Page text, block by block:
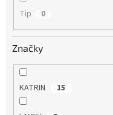
Tip 0
Značky
KATRIN 15